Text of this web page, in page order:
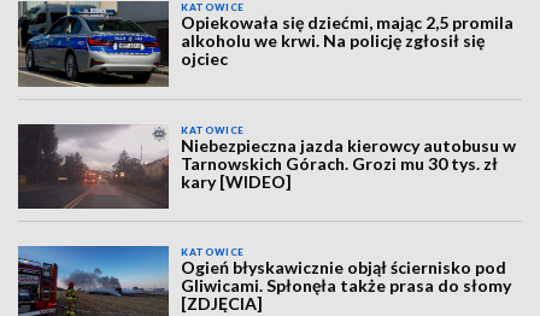
KATOWICE
Opiekowała się dziećmi, mając 2,5 promila
alkoholu we krwi. Na policję zgłosił się
ojciec
KATOWICE
Niebezpieczna jazda kierowcy autobusu w
Tarnowskich Górach. Grozi mu 30 tys. zł
kary [WIDEO]
KATOWICE
Ogień błyskawicznie objął ściernisko pod
Gliwicami. Spłonęła także prasa do słomy
[ZDJĘCIA]